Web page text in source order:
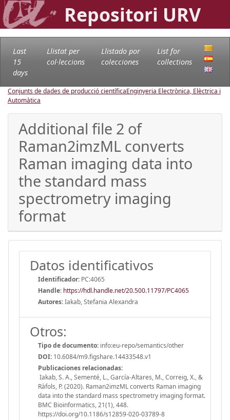
Repositori URV
Last
15
days
Llistat per
col·leccions
Llistado por
colecciones
List for
collections
Conjunts de dades de producció científicaEnginyeria Electrònica, Elèctrica i
Automàtica
Additional file 2 of
Raman2imzML converts
Raman imaging data into
the standard mass
spectrometry imaging
format
Datos identificativos
Identificador: PC:4065
Handle: https://hdl.handle.net/20.500.11797/PC4065
Autores:Iakab, Stefania Alexandra
Otros:
Tipo de documento: info:eu-repo/semantics/other
DOI: 10.6084/m9.figshare.14433548.v1
Publicaciones relacionadas:
Iakab, S. A., Sementé, L., García-Altares, M., Correig, X., &
Ràfols, P. (2020). Raman2imzML converts Raman imaging
data into the standard mass spectrometry imaging format.
BMC Bioinformatics, 21(1), 448.
https://doi.org/10.1186/s12859-020-03789-8